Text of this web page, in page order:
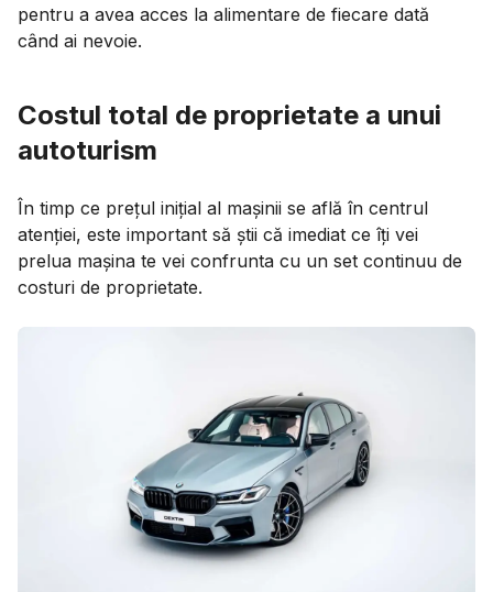
pentru a avea acces la alimentare de fiecare dată
când ai nevoie.
Costul total de proprietate a unui
autoturism
În timp ce prețul inițial al mașinii se află în centrul
atenției, este important să știi că imediat ce îți vei
prelua mașina te vei confrunta cu un set continuu de
costuri de proprietate.